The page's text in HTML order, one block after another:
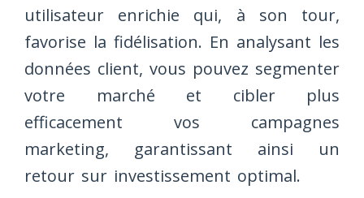
utilisateur enrichie qui, à son tour,
favorise la fidélisation. En analysant les
données client, vous pouvez segmenter
votre marché et cibler plus
efficacement vos campagnes
marketing, garantissant ainsi un
retour sur investissement optimal.